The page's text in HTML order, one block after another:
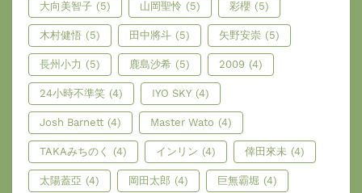
大向美智子 (5) 山岡聖怜 (5) 彩櫻 (5)
木村健悟 (5) 田中將斗 (5) 矢野安崇 (5)
長州小力 (5) 鹿島沙希 (5) 2009 (4)
24小時不準笑 (4) IYO SKY (4)
Josh Barnett (4) Master Wato (4)
TAKAみちのく (4) インリン (4) 倖田來未 (4)
太陽蓋亞 (4) 岡田太郎 (4) 巨無霸堀 (4)